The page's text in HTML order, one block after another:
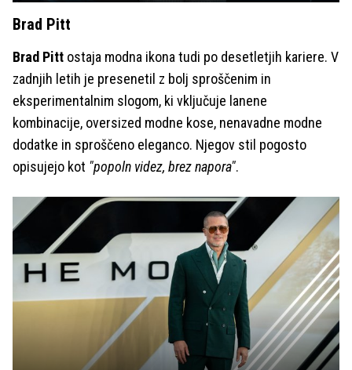
Brad Pitt
Brad Pitt ostaja modna ikona tudi po desetletjih kariere. V
zadnjih letih je presenetil z bolj sproščenim in
eksperimentalnim slogom, ki vključuje lanene
kombinacije, oversized modne kose, nenavadne modne
dodatke in sproščeno eleganco. Njegov stil pogosto
opisujejo kot "popoln videz, brez napora".